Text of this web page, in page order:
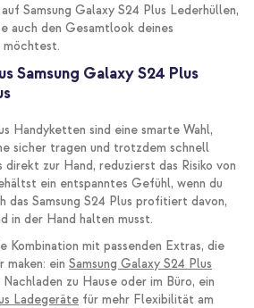
Samsung Galaxy S24 Plus Lederhüllen,
auch den Gesamtlook deines
möchtest.
Samsung Galaxy S24 Plus
Handyketten sind eine smarte Wahl,
sicher tragen und trotzdem schnell
zur Hand, reduzierst das Risiko von
ein entspanntes Gefühl, wenn du
das Samsung S24 Plus profitiert davon,
in der Hand halten musst.
Kombination mit passenden Extras, die
maken: ein Samsung Galaxy S24 Plus
zu Hause oder im Büro, ein
Ladegeräte für mehr Flexibilität am